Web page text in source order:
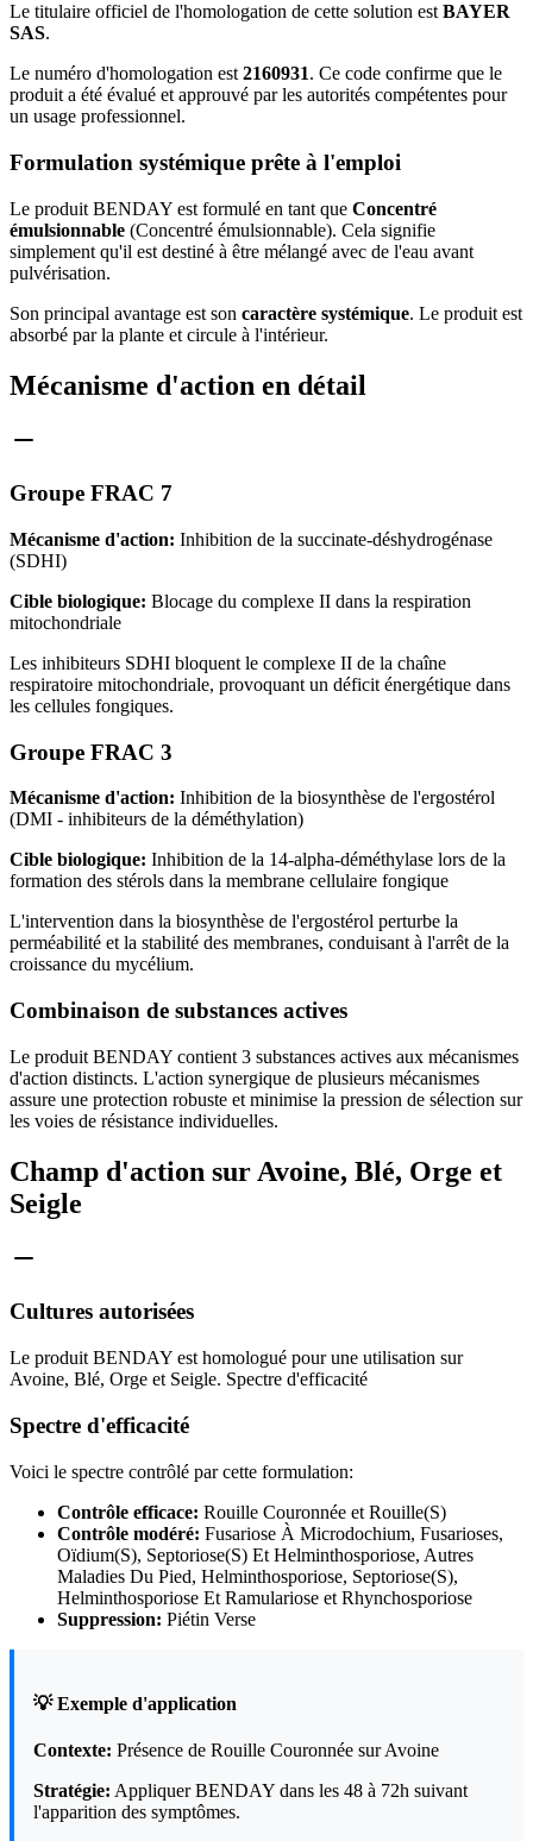
Le titulaire officiel de l'homologation de cette solution est BAYER
SAS.
Le numéro d'homologation est 2160931. Ce code confirme que le
produit a été évalué et approuvé par les autorités compétentes pour
un usage professionnel.
Formulation systémique prête à l'emploi
Le produit BENDAY est formulé en tant que Concentré
émulsionnable (Concentré émulsionnable). Cela signifie
simplement qu'il est destiné à être mélangé avec de l'eau avant
pulvérisation.
Son principal avantage est son caractère systémique. Le produit est
absorbé par la plante et circule à l'intérieur.
Mécanisme d'action en détail
Groupe FRAC 7
Mécanisme d'action: Inhibition de la succinate-déshydrogénase
(SDHI)
Cible biologique: Blocage du complexe II dans la respiration
mitochondriale
Les inhibiteurs SDHI bloquent le complexe II de la chaîne
respiratoire mitochondriale, provoquant un déficit énergétique dans
les cellules fongiques.
Groupe FRAC 3
Mécanisme d'action: Inhibition de la biosynthèse de l'ergostérol
(DMI - inhibiteurs de la déméthylation)
Cible biologique: Inhibition de la 14-alpha-déméthylase lors de la
formation des stérols dans la membrane cellulaire fongique
L'intervention dans la biosynthèse de l'ergostérol perturbe la
perméabilité et la stabilité des membranes, conduisant à l'arrêt de la
croissance du mycélium.
Combinaison de substances actives
Le produit BENDAY contient 3 substances actives aux mécanismes
d'action distincts. L'action synergique de plusieurs mécanismes
assure une protection robuste et minimise la pression de sélection sur
les voies de résistance individuelles.
Champ d'action sur Avoine, Blé, Orge et
Seigle
Cultures autorisées
Le produit BENDAY est homologué pour une utilisation sur
Avoine, Blé, Orge et Seigle. Spectre d'efficacité
Spectre d'efficacité
Voici le spectre contrôlé par cette formulation:
Contrôle efficace: Rouille Couronnée et Rouille(S)
Contrôle modéré: Fusariose À Microdochium, Fusarioses,
Oïdium(S), Septoriose(S) Et Helminthosporiose, Autres
Maladies Du Pied, Helminthosporiose, Septoriose(S),
Helminthosporiose Et Ramulariose et Rhynchosporiose
Suppression: Piétin Verse
💡 Exemple d'application
Contexte: Présence de Rouille Couronnée sur Avoine
Stratégie: Appliquer BENDAY dans les 48 à 72h suivant
l'apparition des symptômes.